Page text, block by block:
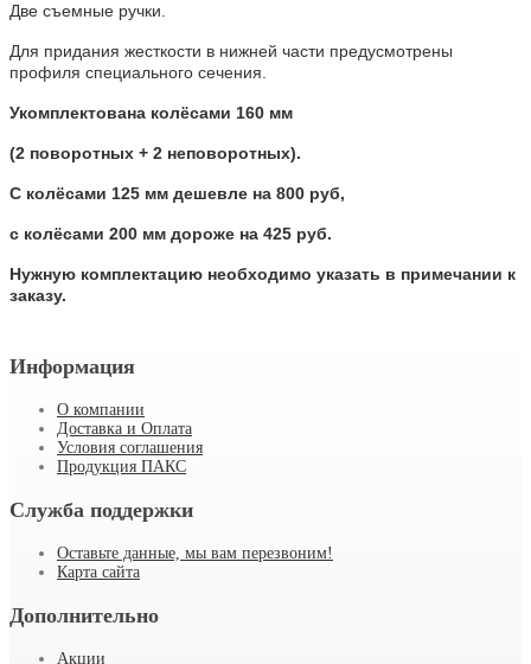
Две съемные ручки.
Для придания жесткости в нижней части предусмотрены
профиля специального сечения.
Укомплектована колёсами 160 мм
(2 поворотных + 2 неповоротных).
С колёсами 125 мм дешевле на 800 руб,
с колёсами 200 мм дороже на 425 руб.
Нужную комплектацию необходимо указать в примечании к
заказу.
Информация
О компании
Доставка и Оплата
Условия соглашения
Продукция ПАКС
Служба поддержки
Оставьте данные, мы вам перезвоним!
Карта сайта
Дополнительно
Акции